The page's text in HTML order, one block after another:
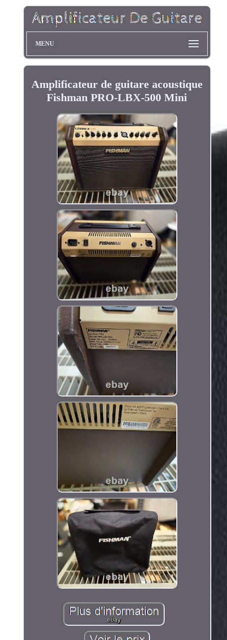
MENU
Amplificateur de guitare acoustique
Fishman PRO-LBX-500 Mini